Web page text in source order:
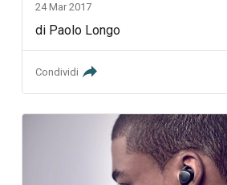
24 Mar 2017
di Paolo Longo
Condividi